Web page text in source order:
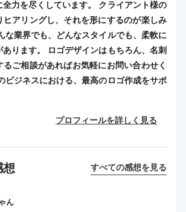
全力を尽くしています。 クライアント様の
ヒアリングし、それを形にするのが楽しみ
な業界でも、どんなスタイルでも、柔軟に
ります。 ロゴデザインはもちろん、名刺
ご相談があればお気軽にお問い合わせく
ビジネスにおける、最高のロゴ作成をサポ
プロフィールを詳しく見る
想 すべての感想を見る
ん